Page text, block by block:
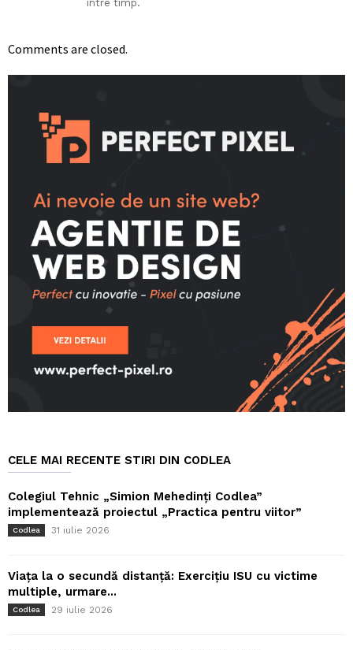
intre timp.
Comments are closed.
CELE MAI RECENTE STIRI DIN CODLEA
Colegiul Tehnic „Simion Mehedinți Codlea”
implementează proiectul „Practica pentru viitor”
Codlea 31 iulie 2026
Viața la o secundă distanță: Exercițiu ISU cu victime
multiple, urmare...
Codlea 29 iulie 2026